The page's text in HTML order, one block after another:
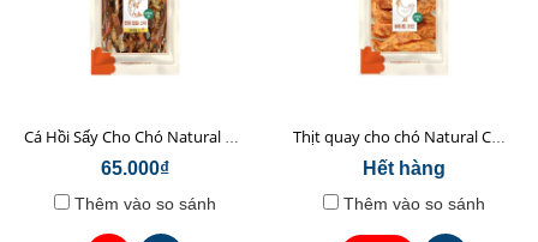
Cá Hồi Sấy Cho Chó Natural Core 45gr
65.000₫
Thêm vào so sánh
Thịt quay cho chó Natural Core 70g
Hết hàng
Thêm vào so sánh